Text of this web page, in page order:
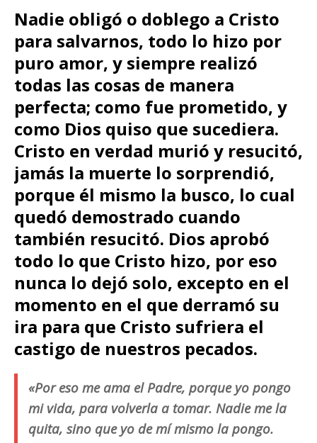
Nadie obligó o doblego a Cristo
para salvarnos, todo lo hizo por
puro amor, y siempre realizó
todas las cosas de manera
perfecta; como fue prometido, y
como Dios quiso que sucediera.
Cristo en verdad murió y resucitó,
jamás la muerte lo sorprendió,
porque él mismo la busco, lo cual
quedó demostrado cuando
también resucitó. Dios aprobó
todo lo que Cristo hizo, por eso
nunca lo dejó solo, excepto en el
momento en el que derramó su
ira para que Cristo sufriera el
castigo de nuestros pecados.
«Por eso me ama el Padre, porque yo pongo
mi vida, para volverla a tomar. Nadie me la
quita, sino que yo de mí mismo la pongo.